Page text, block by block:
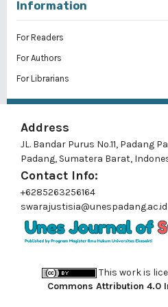
Information
For Readers
For Authors
For Librarians
Address
JL. Bandar Purus No.11, Padang
Padang, Sumatera Barat,
Contact Info:
+6285263256164
swarajustisia@unespadang.ac.id
This work is
Commons Attribution 4.0